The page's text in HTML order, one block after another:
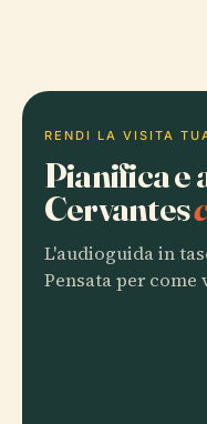
RENDI LA VISITA
Pianifica e
Cervantes
L'audioguida in
Pensata per come